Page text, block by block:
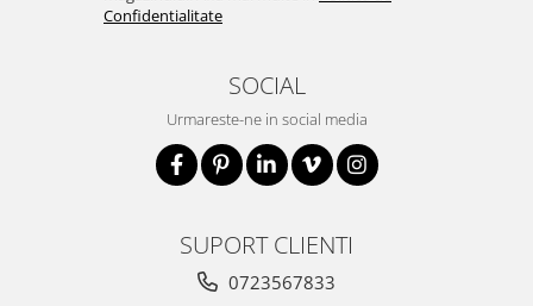
Confidentialitate
SOCIAL
Urmareste-ne in social media
SUPORT CLIENTI
0723567833